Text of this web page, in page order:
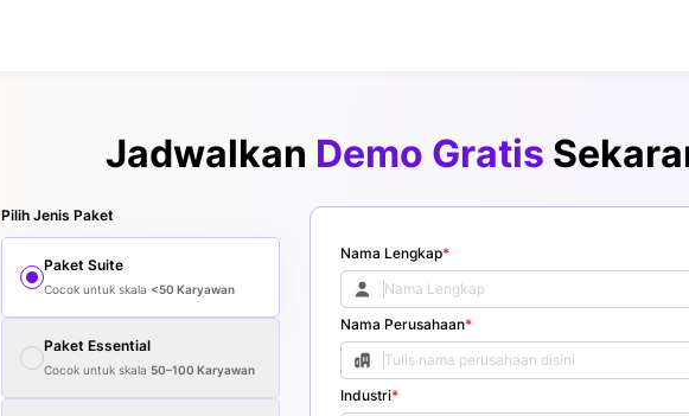
Jadwalkan Demo Gratis
Pilih Jenis Paket
Paket Suite
Cocok untuk skala <50 Karyawan
Paket Essential
Cocok untuk skala 50–100 Karyawan
Nama Lengkap*
Nama Perusahaan*
Industri*